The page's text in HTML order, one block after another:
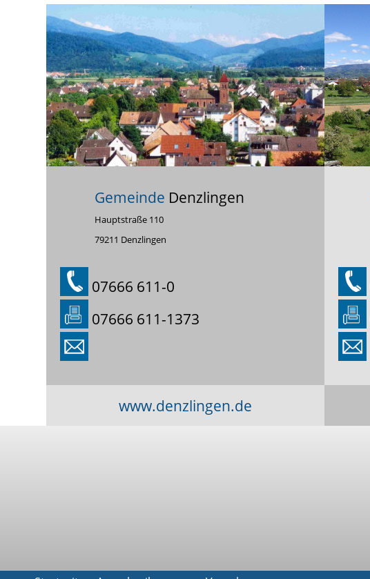
Gemeinde Denzlingen
Hauptstraße 110
79211 Denzlingen
07666 611-0
07666 611-1373
www.denzlingen.de